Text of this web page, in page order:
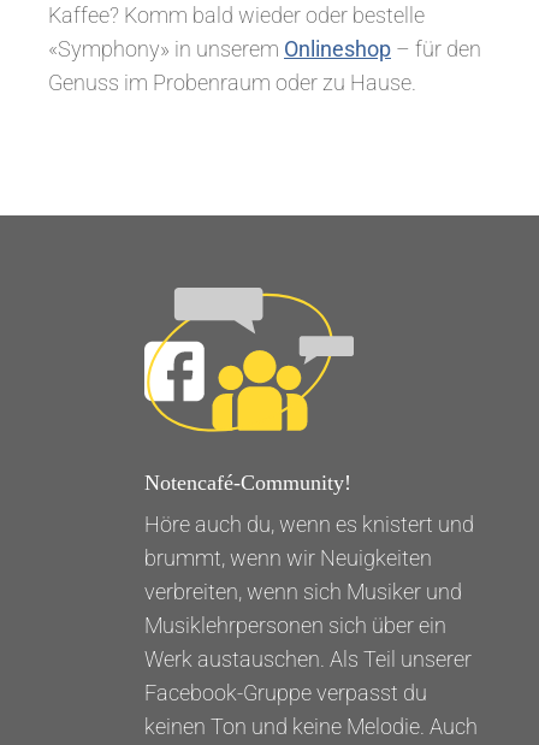
Kaffee? Komm bald wieder oder bestelle
«Symphony» in unserem Onlineshop – für den
Genuss im Probenraum oder zu Hause.
Notencafé-Community!
Höre auch du, wenn es knistert und
brummt, wenn wir Neuigkeiten
verbreiten, wenn sich Musiker und
Musiklehrpersonen sich über ein
Werk austauschen. Als Teil unserer
Facebook-Gruppe verpasst du
keinen Ton und keine Melodie. Auch